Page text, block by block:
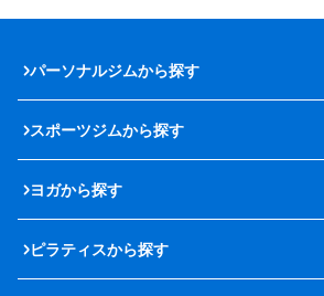
パーソナルジムから探す
スポーツジムから探す
ヨガから探す
ピラティスから探す